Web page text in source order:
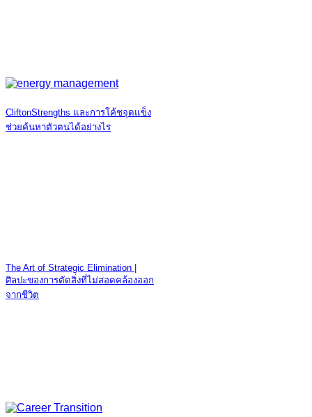
CliftonStrengths และการโค้ชจุดแข็ง
ช่วยค้นหาตัวตนได้อย่างไร
The Art of Strategic Elimination |
ศิลปะของการตัดสิ่งที่ไม่สอดคล้องออก
จากชีวิต